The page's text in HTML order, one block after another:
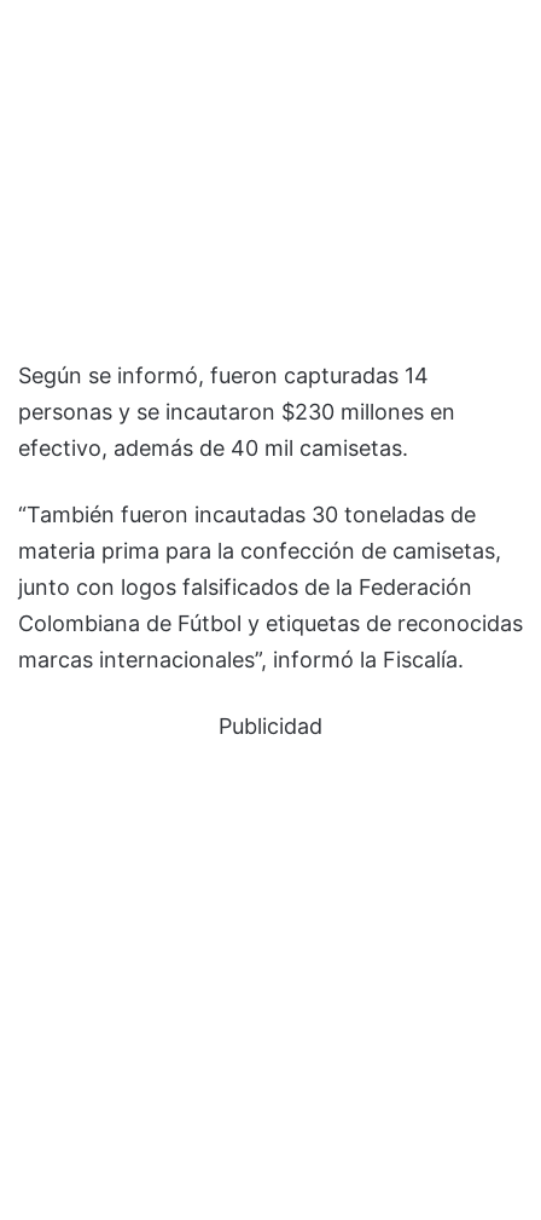
Según se informó, fueron capturadas 14
personas y se incautaron $230 millones en
efectivo, además de 40 mil camisetas.
“También fueron incautadas 30 toneladas de
materia prima para la confección de camisetas,
junto con logos falsificados de la Federación
Colombiana de Fútbol y etiquetas de reconocidas
marcas internacionales”, informó la Fiscalía.
Publicidad